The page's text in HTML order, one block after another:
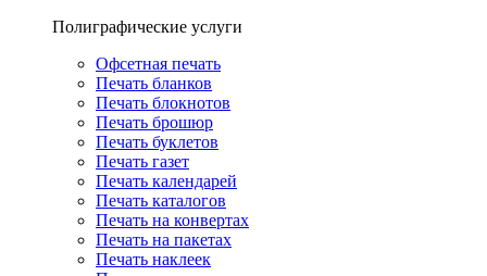
Полиграфические услуги
Офсетная печать
Печать бланков
Печать блокнотов
Печать брошюр
Печать буклетов
Печать газет
Печать календарей
Печать каталогов
Печать на конвертах
Печать на пакетах
Печать наклеек